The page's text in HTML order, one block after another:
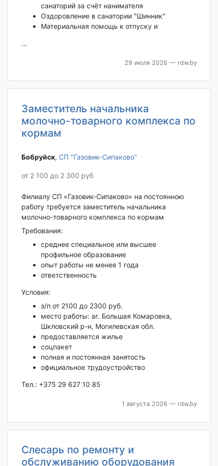
санаторий за счёт нанимателя
Оздоровление в санатории "Шинник"
Материальная помощь к отпуску и
...
29 июля 2026 — rdw.by
Заместитель начальника
молочно-товарного комплекса по
кормам
Бобруйск‎, СП "Газовик-Сипаково"
от 2 100 до 2 300 руб
Филиалу СП «Газовик-Сипаково» на постоянною
работу требуется заместитель начальника
молочно-товарного комплекса по кормам
Требования:
среднее специальное или высшее
профильное образование
опыт работы не менее 1 года
ответственность
Условия:
з/п от 2100 до 2300 руб.
место работы: аг. Большая Комаровка,
Шкловский р-н, Могилевская обл.
предоставляется жилье
соцпакет
полная и постоянная занятость
официальное трудоустройство
Тел.: +375 29 627 10 85
1 августа 2026 — rdw.by
Слесарь по ремонту и
обслуживанию оборудования